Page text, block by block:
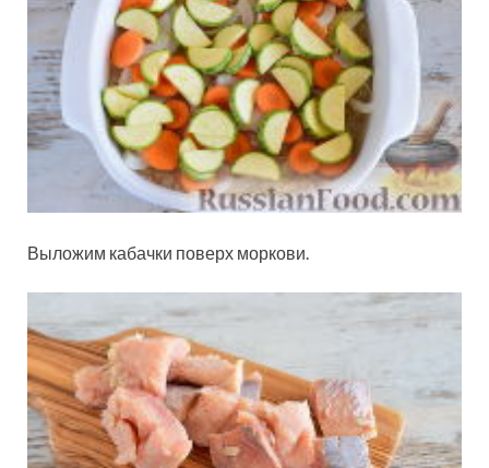
Выложим кабачки поверх моркови.